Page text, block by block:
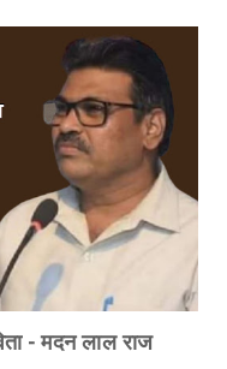
- मदन लाल राज